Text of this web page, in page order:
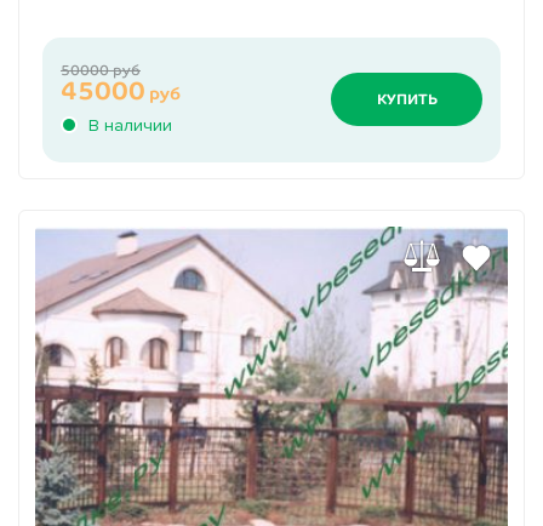
В наличии
45000 руб
50000 руб
КУПИТЬ